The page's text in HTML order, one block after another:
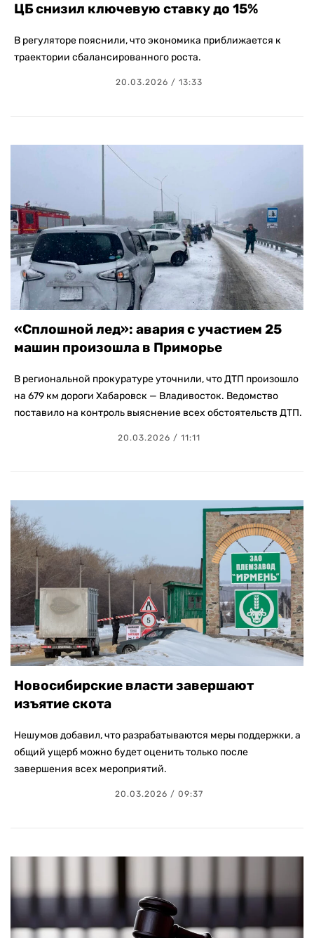
ЦБ снизил ключевую ставку до 15%
В регуляторе пояснили, что экономика приближается к
траектории сбалансированного роста.
20.03.2026 / 13:33
«Сплошной лед»: авария с участием 25
машин произошла в Приморье
В региональной прокуратуре уточнили, что ДТП произошло
на 679 км дороги Хабаровск — Владивосток. Ведомство
поставило на контроль выяснение всех обстоятельств ДТП.
20.03.2026 / 11:11
Новосибирские власти завершают
изъятие скота
Нешумов добавил, что разрабатываются меры поддержки, а
общий ущерб можно будет оценить только после
завершения всех мероприятий.
20.03.2026 / 09:37